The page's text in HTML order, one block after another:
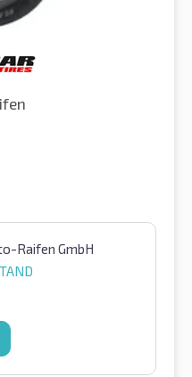
Raifen GmbH